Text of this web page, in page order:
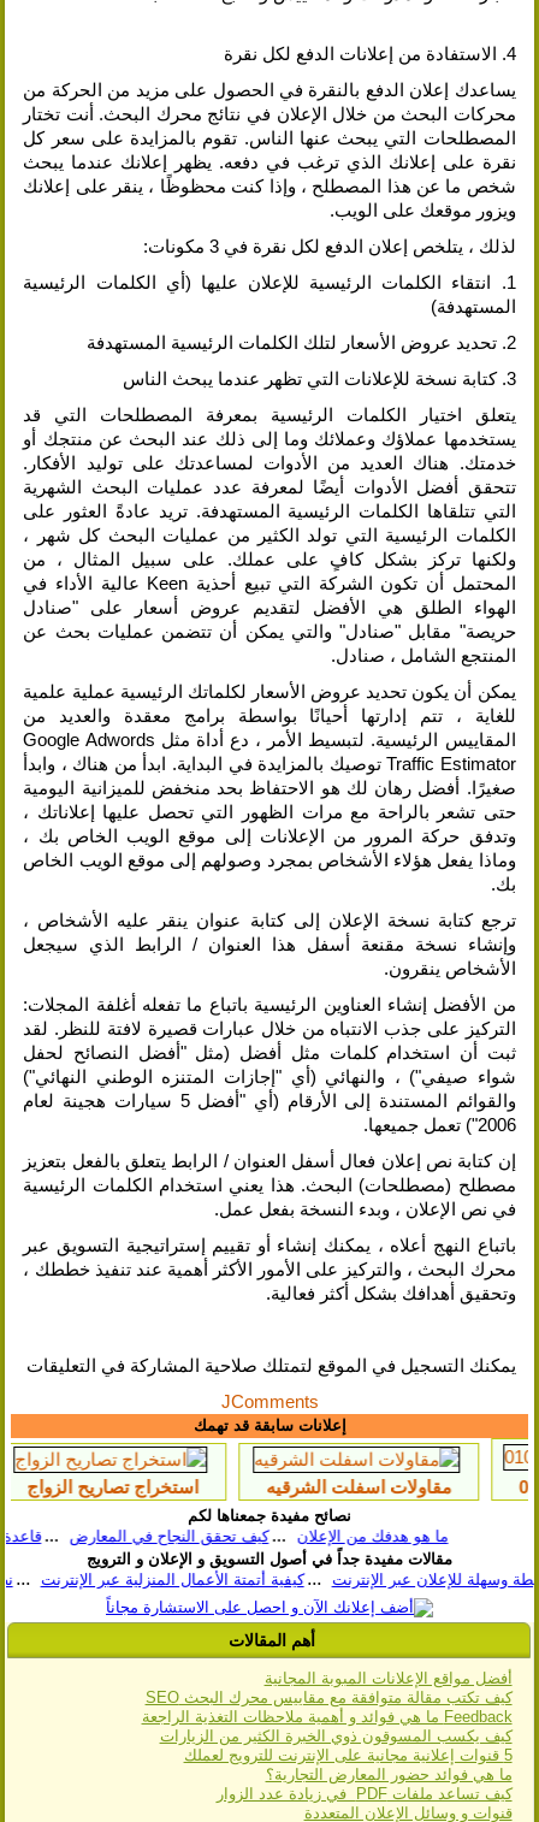
4. الاستفادة من إعلانات الدفع لكل نقرة
يساعدك إعلان الدفع بالنقرة في الحصول على مزيد من الحركة من
محركات البحث من خلال الإعلان في نتائج محرك البحث. أنت تختار
المصطلحات التي يبحث عنها الناس. تقوم بالمزايدة على سعر كل
نقرة على إعلانك الذي ترغب في دفعه. يظهر إعلانك عندما يبحث
شخص ما عن هذا المصطلح ، وإذا كنت محظوظًا ، ينقر على إعلانك
ويزور موقعك على الويب.
لذلك ، يتلخص إعلان الدفع لكل نقرة في 3 مكونات:
1. انتقاء الكلمات الرئيسية للإعلان عليها (أي الكلمات الرئيسية
المستهدفة)
2. تحديد عروض الأسعار لتلك الكلمات الرئيسية المستهدفة
3. كتابة نسخة للإعلانات التي تظهر عندما يبحث الناس
يتعلق اختيار الكلمات الرئيسية بمعرفة المصطلحات التي قد
يستخدمها عملاؤك وعملائك وما إلى ذلك عند البحث عن منتجك أو
خدمتك. هناك العديد من الأدوات لمساعدتك على توليد الأفكار.
تتحقق أفضل الأدوات أيضًا لمعرفة عدد عمليات البحث الشهرية
التي تتلقاها الكلمات الرئيسية المستهدفة. تريد عادةً العثور على
الكلمات الرئيسية التي تولد الكثير من عمليات البحث كل شهر ،
ولكنها تركز بشكل كافٍ على عملك. على سبيل المثال ، من
المحتمل أن تكون الشركة التي تبيع أحذية Keen عالية الأداء في
الهواء الطلق هي الأفضل لتقديم عروض أسعار على "صنادل
حريصة" مقابل "صنادل" والتي يمكن أن تتضمن عمليات بحث عن
المنتجع الشامل ، صنادل.
يمكن أن يكون تحديد عروض الأسعار لكلماتك الرئيسية عملية علمية
للغاية ، تتم إدارتها أحيانًا بواسطة برامج معقدة والعديد من
المقاييس الرئيسية. لتبسيط الأمر ، دع أداة مثل Google Adwords
Traffic Estimator توصيك بالمزايدة في البداية. ابدأ من هناك ، وابدأ
صغيرًا. أفضل رهان لك هو الاحتفاظ بحد منخفض للميزانية اليومية
حتى تشعر بالراحة مع مرات الظهور التي تحصل عليها إعلاناتك ،
وتدفق حركة المرور من الإعلانات إلى موقع الويب الخاص بك ،
وماذا يفعل هؤلاء الأشخاص بمجرد وصولهم إلى موقع الويب الخاص
بك.
ترجع كتابة نسخة الإعلان إلى كتابة عنوان ينقر عليه الأشخاص ،
وإنشاء نسخة مقنعة أسفل هذا العنوان / الرابط الذي سيجعل
الأشخاص ينقرون.
من الأفضل إنشاء العناوين الرئيسية باتباع ما تفعله أغلفة المجلات:
التركيز على جذب الانتباه من خلال عبارات قصيرة لافتة للنظر. لقد
ثبت أن استخدام كلمات مثل أفضل (مثل "أفضل النصائح لحفل
شواء صيفي") ، والنهائي (أي "إجازات المتنزه الوطني النهائي")
والقوائم المستندة إلى الأرقام (أي "أفضل 5 سيارات هجينة لعام
2006") تعمل جميعها.
إن كتابة نص إعلان فعال أسفل العنوان / الرابط يتعلق بالفعل بتعزيز
مصطلح (مصطلحات) البحث. هذا يعني استخدام الكلمات الرئيسية
في نص الإعلان ، وبدء النسخة بفعل عمل.
باتباع النهج أعلاه ، يمكنك إنشاء أو تقييم إستراتيجية التسويق عبر
محرك البحث ، والتركيز على الأمور الأكثر أهمية عند تنفيذ خططك ،
وتحقيق أهدافك بشكل أكثر فعالية.
يمكنك التسجيل في الموقع لتمتلك صلاحية المشاركة في التعليقات
JComments
إعلانات سابقة قد تهمك
تكييف استخراج تصاريح الزواج اسفلت الشرقيه
نصائح مفيدة جمعناها لكم
ما هو هدفك من الإعلان
كيف تحقق النجاح في المعارض
قاعدة
مقالات مفيدة جداً في أصول التسويق و الإعلان و الترويج
5 طرق بسيطة وسهلة للإعلان عبر الإنترنت
كيفية أتمتة الأعمال
أهم المقالات
أفضل مواقع اﻹعلانات المبوبة المجانية
كيف تكتب مقالة متوافقة مع مقاييس محرك البحث SEO
Feedback ما هي فوائد و أهمية ملاحظات التغذية الراجعة
كيف يكسب المسوقون ذوي الخبرة الكثير من الزيارات
5 قنوات إعلانية مجانية على الإنترنت للترويج لعملك
ما هي فوائد حضور المعارض التجارية؟
كيف تساعد ملفات PDF في زيادة عدد الزوار
قنوات و وسائل الإعلان المتعددة